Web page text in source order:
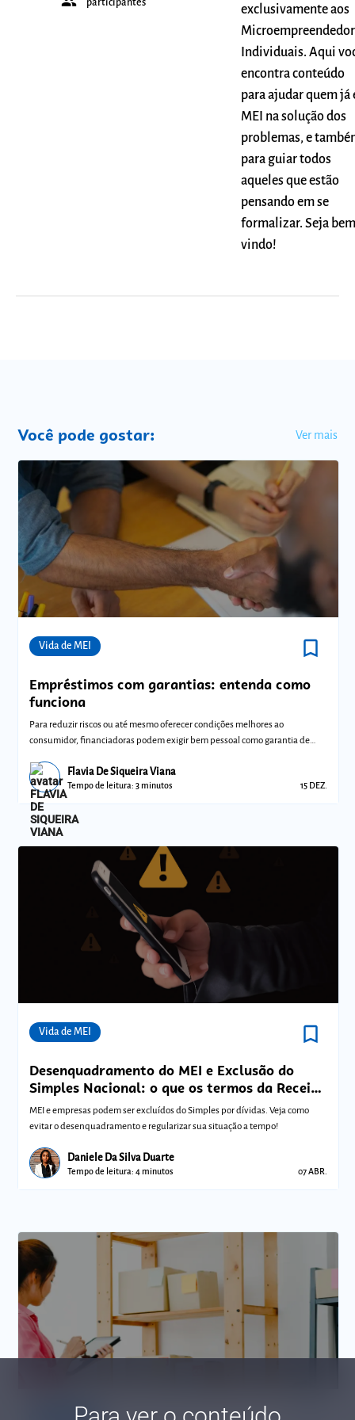
participantes
exclusivamente aos
Individuais. Aqui
encontra conteúdo
para ajudar quem já
MEI na solução dos
problemas, e
para guiar todos
aqueles que estão
pensando em se
formalizar. Seja bem
vindo!
Você pode gostar: Ver mais
Vida de MEI bookmark_border
Empréstimos com garantias: entenda como
funciona
Para reduzir riscos ou até mesmo oferecer condições melhores ao
consumidor, financiadoras podem exigir bem pessoal como garantia de
Flavia De Siqueira Viana
Tempo de leitura: 3 minutos 15 DEZ.
Vida de MEI bookmark_border
Desenquadramento do MEI e Exclusão do
Simples Nacional: o que os termos da Receita
Federal significam para sua empresa?
MEI e empresas podem ser excluídos do Simples por dívidas. Veja como
evitar o desenquadramento e regularizar sua situação a tempo!
Daniele Da Silva Duarte
Tempo de leitura: 4 minutos 07 ABR.
Vida de MEI